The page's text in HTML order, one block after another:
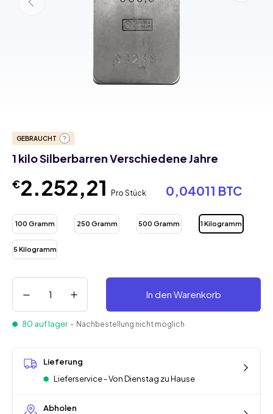
GEBRAUCHT
1 kilo Silberbarren Verschiedene Jahre
€2.252,21 Pro Stück 0,04011 BTC
100 Gramm 250 Gramm 500 Gramm 1 Kilogramm
5 Kilogramm
In den Warenkorb
80 auf lager - Nachbestellung nicht möglich
Lieferung
Lieferservice - Von Dienstag zu Hause
Abholen